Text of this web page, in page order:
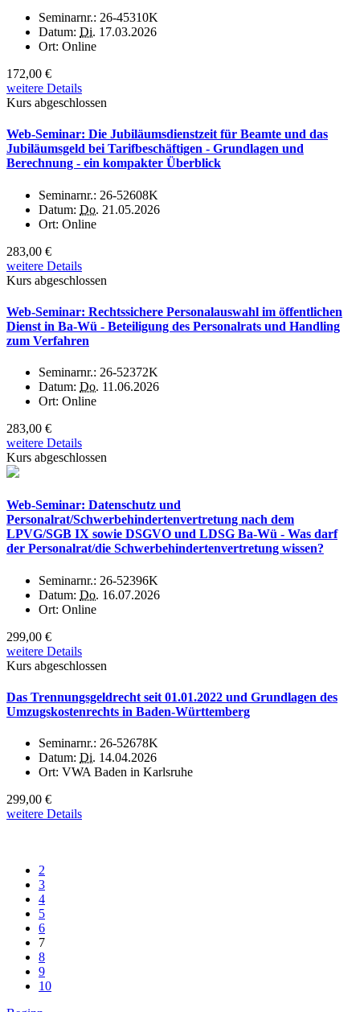
Seminarnr.: 26-45310K
Datum: Di. 17.03.2026
Ort: Online
172,00 €
weitere Details
Kurs abgeschlossen
Web-Seminar: Die Jubiläumsdienstzeit für Beamte und das
Jubiläumsgeld bei Tarifbeschäftigen - Grundlagen und
Berechnung - ein kompakter Überblick
Seminarnr.: 26-52608K
Datum: Do. 21.05.2026
Ort: Online
283,00 €
weitere Details
Kurs abgeschlossen
Web-Seminar: Rechtssichere Personalauswahl im öffentlichen
Dienst in Ba-Wü - Beteiligung des Personalrats und Handling
zum Verfahren
Seminarnr.: 26-52372K
Datum: Do. 11.06.2026
Ort: Online
283,00 €
weitere Details
Kurs abgeschlossen
Web-Seminar: Datenschutz und
Personalrat/Schwerbehindertenvertretung nach dem
LPVG/SGB IX sowie DSGVO und LDSG Ba-Wü - Was darf
der Personalrat/die Schwerbehindertenvertretung wissen?
Seminarnr.: 26-52396K
Datum: Do. 16.07.2026
Ort: Online
299,00 €
weitere Details
Kurs abgeschlossen
Das Trennungsgeldrecht seit 01.01.2022 und Grundlagen des
Umzugskostenrechts in Baden-Württemberg
Seminarnr.: 26-52678K
Datum: Di. 14.04.2026
Ort: VWA Baden in Karlsruhe
299,00 €
weitere Details
2
3
4
5
6
7
8
9
10